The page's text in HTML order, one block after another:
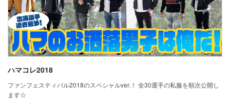
ハマコレ2018
ファンフェスティバル2018のスペシャルver.！ 全30選手の私服を順次公開し
ます☆